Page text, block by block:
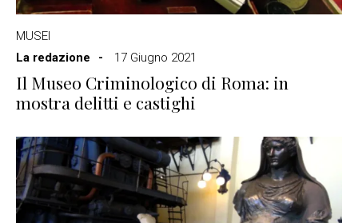
MUSEI
La redazione
17 Giugno 2021
Il Museo Criminologico di Roma: in
mostra delitti e castighi